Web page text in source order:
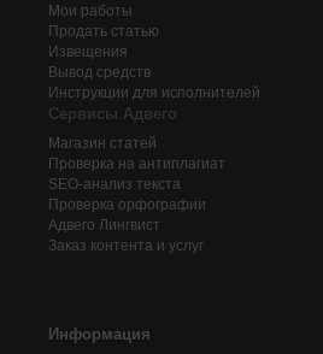
Мои работы
Продать статью
Извещения
Вывод средств
Инструкции для исполнителей
Сервисы Адвего
Магазин статей
Проверка на антиплагиат
SEO-анализ текста
Проверка орфографии
Адвего Лингвист
Заказ контента и услуг
Информация